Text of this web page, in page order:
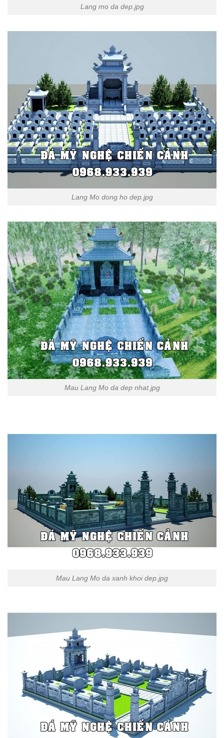
Lang mo da dep.jpg
Lang Mo dong ho dep.jpg
Mau Lang Mo da dep nhat.jpg
Mau Lang Mo da xanh khoi dep.jpg